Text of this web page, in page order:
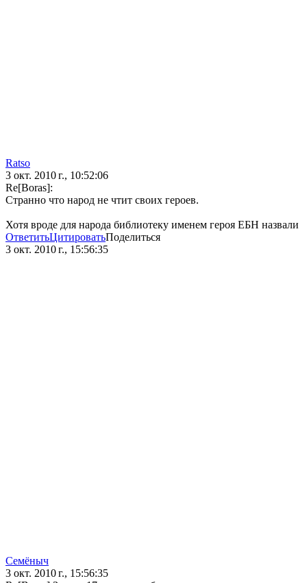
Ratso
3 окт. 2010 г., 10:52:06
Re[Boras]:
Странно что народ не чтит своих героев.
Хотя вроде для народа библиотеку именем героя ЕБН назвали
ОтветитьЦитироватьПоделиться
3 окт. 2010 г., 15:56:35
Семёныч
3 окт. 2010 г., 15:56:35